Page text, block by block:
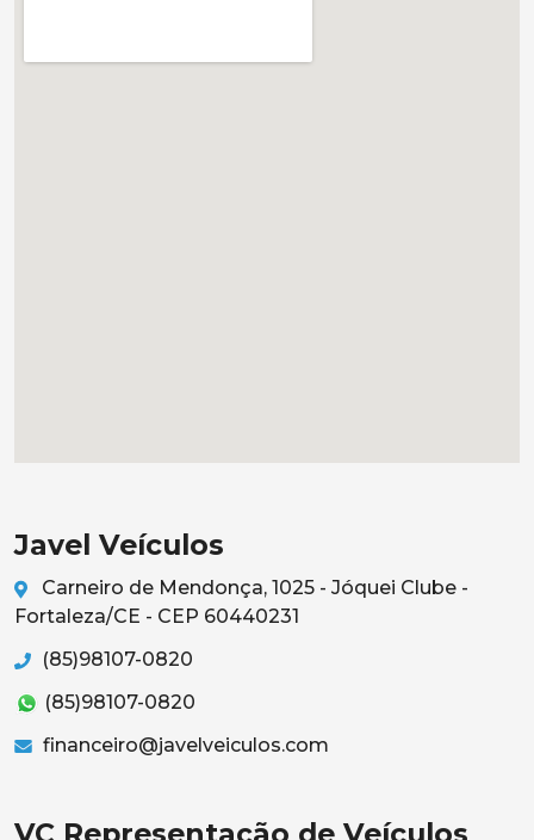
Javel Veículos
Carneiro de Mendonça, 1025 - Jóquei Clube -
Fortaleza/CE - CEP 60440231
(85)98107-0820
(85)98107-0820
financeiro@javelveiculos.com